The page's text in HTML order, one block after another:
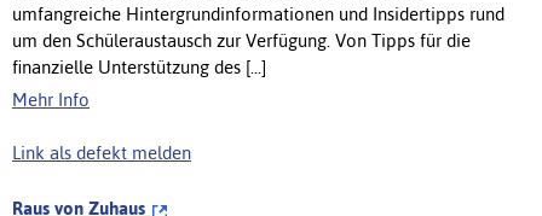
umfangreiche Hintergrundinformationen und Insidertipps rund
um den Schüleraustausch zur Verfügung. Von Tipps für die
finanzielle Unterstützung des [...]
Mehr Info
Link als defekt melden
Raus von Zuhaus